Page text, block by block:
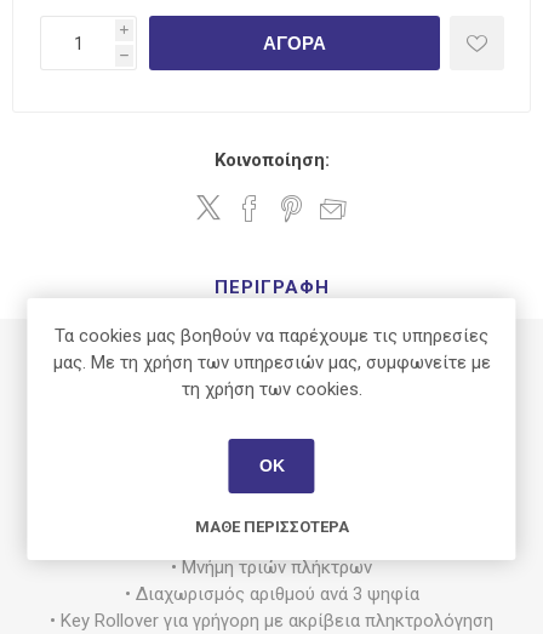
i
h
ΑΓΟΡΆ
Κοινοποίηση:
ΠΕΡΙΓΡΑΦΉ
• Ευδιάκριτη μεγάλη οθόνη 8 ψηφίων
• Δυνατότητα μετατροπής Ευρώ σε εθνικό νόμισμα και
αντίστροφα
• Υπολογισμός ποσοστού φόρου
• Μνήμη τριών πλήκτρων
• Διαχωρισμός αριθμού ανά 3 ψηφία
• Key Rollover για γρήγορη με ακρίβεια πληκτρολόγηση
Τα cookies μας βοηθούν να παρέχουμε τις υπηρεσίες
μας. Με τη χρήση των υπηρεσιών μας, συμφωνείτε με
τη χρήση των cookies.
ΟΚ
ΜΆΘΕ ΠΕΡΙΣΣΌΤΕΡΑ